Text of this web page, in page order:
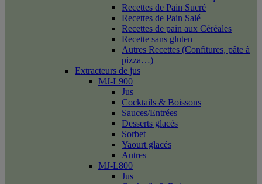
Recettes de Pain Sucré
Recettes de Pain Salé
Recettes de pain aux Céréales
Recette sans gluten
Autres Recettes (Confitures, pâte à
pizza…)
Extracteurs de jus
MJ-L900
Jus
Cocktails & Boissons
Sauces/Entrées
Desserts glacés
Sorbet
Yaourt glacés
Autres
MJ-L800
Jus